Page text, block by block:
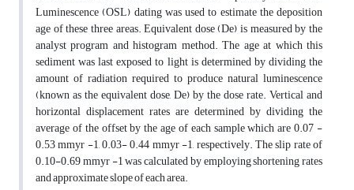
Luminescence (OSL) dating was used to estimate the deposition
age of these three areas. Equivalent dose (De) is measured by the
analyst program and histogram method. The age at which this
sediment was last exposed to light is determined by dividing the
amount of radiation required to produce natural luminescence
(known as the equivalent dose, De) by the dose rate. Vertical and
horizontal displacement rates are determined by dividing the
average of the offset by the age of each sample which are 0.07 -
0.53 mmyr -1, 0.03- 0.44 mmyr -1, respectively. The slip rate of
0.10-0.69 mmyr -1 was calculated by employing shortening rates
and approximate slope of each area.